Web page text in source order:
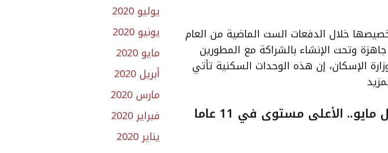
خلال الدفعات الست الماضية من العام
(فلل وشقق) جاهزة وتحت الإنشاء بالشراكة مع المطورين
250 و750 ألف ريال. وقالت وزارة الإسكان، إن هذه الوحدات السكنية تأتي
الأعلى مستوى في 11 عاما
يوليو 2020
يونيو 2020
مايو 2020
أبريل 2020
مارس 2020
فبراير 2020
يناير 2020